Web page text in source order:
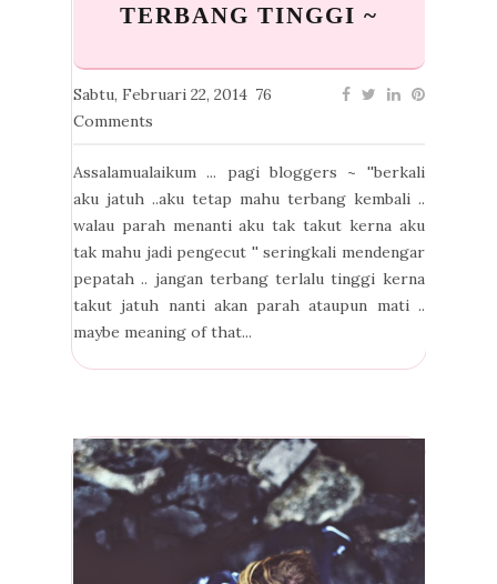
TERBANG TINGGI ~
Sabtu, Februari 22, 2014 76
Comments
Assalamualaikum ... pagi bloggers ~ ''berkali
aku jatuh ..aku tetap mahu terbang kembali ..
walau parah menanti aku tak takut kerna aku
tak mahu jadi pengecut '' seringkali mendengar
pepatah .. jangan terbang terlalu tinggi kerna
takut jatuh nanti akan parah ataupun mati ..
maybe meaning of that...